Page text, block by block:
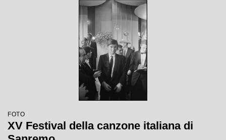
FOTO
XV Festival della canzone italiana di